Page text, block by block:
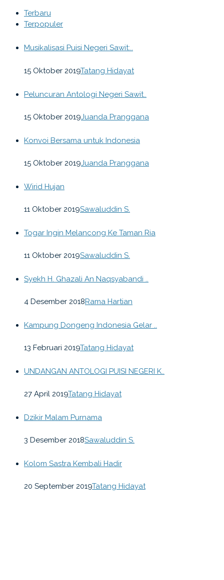
Terbaru
Terpopuler
Musikalisasi Puisi Negeri Sawit:..
15 Oktober 2019Tatang Hidayat
Peluncuran Antologi Negeri Sawit..
15 Oktober 2019Juanda Pranggana
Konvoi Bersama untuk Indonesia
15 Oktober 2019Juanda Pranggana
Wirid Hujan
11 Oktober 2019Sawaluddin S.
Togar Ingin Melancong Ke Taman Ria
11 Oktober 2019Sawaluddin S.
Syekh H. Ghazali An Naqsyabandi ..
4 Desember 2018Rama Hartian
Kampung Dongeng Indonesia Gelar ..
13 Februari 2019Tatang Hidayat
UNDANGAN ANTOLOGI PUISI NEGERI K..
27 April 2019Tatang Hidayat
Dzikir Malam Purnama
3 Desember 2018Sawaluddin S.
Kolom Sastra Kembali Hadir
20 September 2019Tatang Hidayat